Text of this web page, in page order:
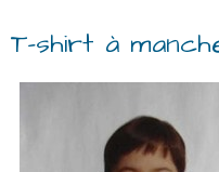
T-shirt à